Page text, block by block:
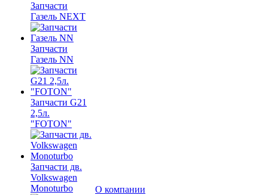
Запчасти
Газель NEXT
Запчасти
Газель NN
Запчасти G21
2,5л.
"FOTON"
Запчасти дв.
Volkswagen
Monoturbo
О компании